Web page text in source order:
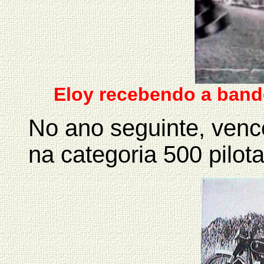
Eloy recebendo a
No ano seguinte,
na categoria 500